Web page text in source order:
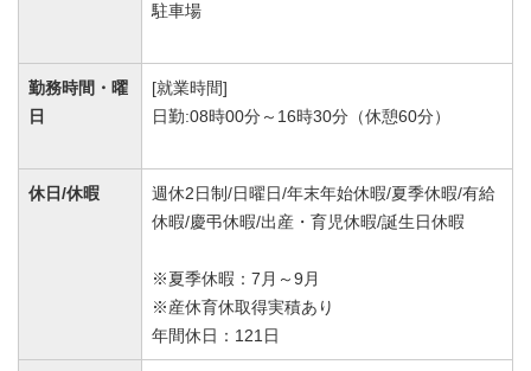
駐車場
勤務時間・曜
日
[就業時間]
日勤:08時00分～16時30分（休憩60分）
休日/休暇
週休2日制/日曜日/年末年始休暇/夏季休暇/有給
休暇/慶弔休暇/出産・育児休暇/誕生日休暇
※夏季休暇：7月～9月
※産休育休取得実積あり
年間休日：121日